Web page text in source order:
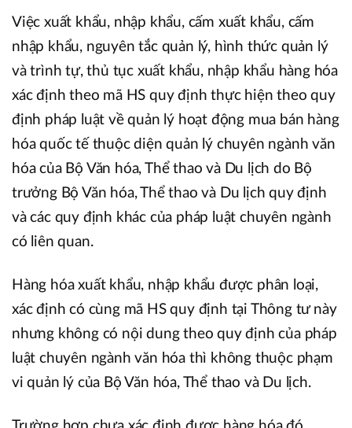
Việc xuất khẩu, nhập khẩu, cấm xuất khẩu, cấm
nhập khẩu, nguyên tắc quản lý, hình thức quản lý
và trình tự, thủ tục xuất khẩu, nhập khẩu hàng hóa
xác định theo mã HS quy định thực hiện theo quy
định pháp luật về quản lý hoạt động mua bán hàng
hóa quốc tế thuộc diện quản lý chuyên ngành văn
hóa của Bộ Văn hóa, Thể thao và Du lịch do Bộ
trưởng Bộ Văn hóa, Thể thao và Du lịch quy định
và các quy định khác của pháp luật chuyên ngành
có liên quan.
Hàng hóa xuất khẩu, nhập khẩu được phân loại,
xác định có cùng mã HS quy định tại Thông tư này
nhưng không có nội dung theo quy định của pháp
luật chuyên ngành văn hóa thì không thuộc phạm
vi quản lý của Bộ Văn hóa, Thể thao và Du lịch.